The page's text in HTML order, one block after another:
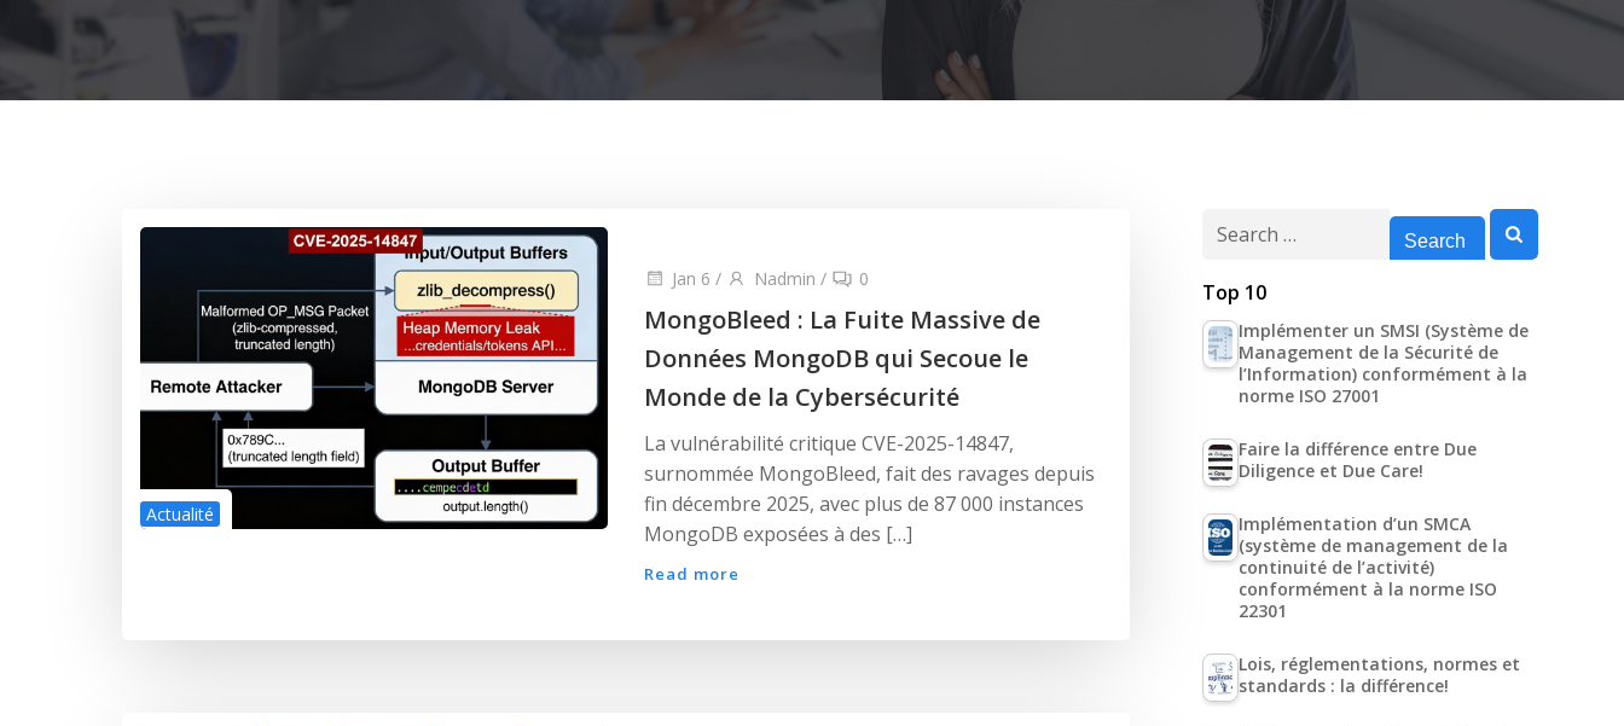
Actualité
Jan 6 / Nadmin / 0
MongoBleed : La Fuite Massive de
Données MongoDB qui Secoue le
Monde de la Cybersécurité
La vulnérabilité critique CVE-2025-14847,
surnommée MongoBleed, fait des ravages depuis
fin décembre 2025, avec plus de 87 000 instances
MongoDB exposées à des […]
Read more
Search
Top 10
Implémenter un SMSI (Système de
Management de la Sécurité de
l’Information) conformément à la
norme ISO 27001
Faire la différence entre Due
Diligence et Due Care!
Implémentation d’un SMCA
(système de management de la
continuité de l’activité)
conformément à la norme ISO
22301
Lois, réglementations, normes et
standards : la différence!